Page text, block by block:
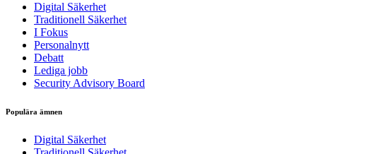
Digital Säkerhet
Traditionell Säkerhet
I Fokus
Personalnytt
Debatt
Lediga jobb
Security Advisory Board
Populära ämnen
Digital Säkerhet